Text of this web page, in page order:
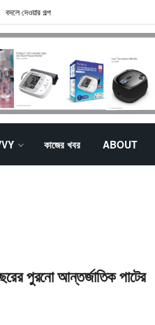
বদলে দেওয়ার গল্প
কাজের খবর ABOUT
পুরনো আন্তর্জাতিক পাটের